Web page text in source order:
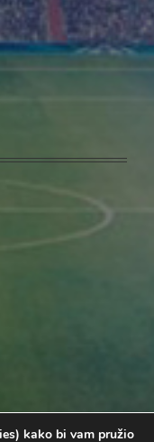
kako bi vam pružio